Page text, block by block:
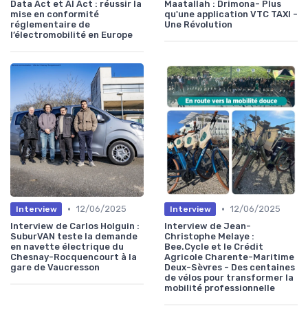
Data Act et AI Act : réussir la
mise en conformité
réglementaire de
l’électromobilité en Europe
Maatallah : Drimona- Plus
qu'une application VTC TAXI -
Une Révolution
Interview • 12/06/2025
Interview de Carlos Holguin :
SuburVAN teste la demande
en navette électrique du
Chesnay-Rocquencourt à la
gare de Vaucresson
Interview • 12/06/2025
Interview de Jean-
Christophe Melaye :
Bee.Cycle et le Crédit
Agricole Charente-Maritime
Deux-Sèvres - Des centaines
de vélos pour transformer la
mobilité professionnelle